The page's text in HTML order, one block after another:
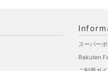
スーパー
Rakuten